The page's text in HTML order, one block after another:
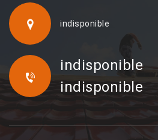
indisponible
indisponible
indisponible